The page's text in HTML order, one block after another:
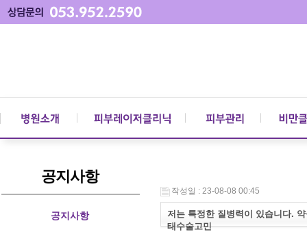
공지사항
공지사항
작성일 : 23-08-08 00:45
저는 특정한 질병력이 있습니다.
태수술고민